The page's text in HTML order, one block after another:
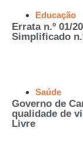
Educação
Errata n.º 01/
Simplificado
Saúde
Governo de
qualidade de
Livre